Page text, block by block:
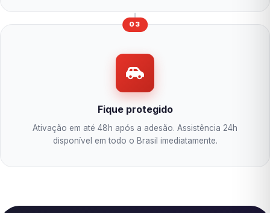
03
Fique protegido
Ativação em até 48h após a adesão. Assistência 24h
disponível em todo o Brasil imediatamente.